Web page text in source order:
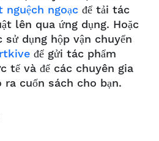
nguệch ngoạc để tải tác
lên qua ứng dụng. Hoặc
sử dụng hộp vận chuyển
để gửi tác phẩm
tế và để các chuyên gia
ra cuốn sách cho bạn.